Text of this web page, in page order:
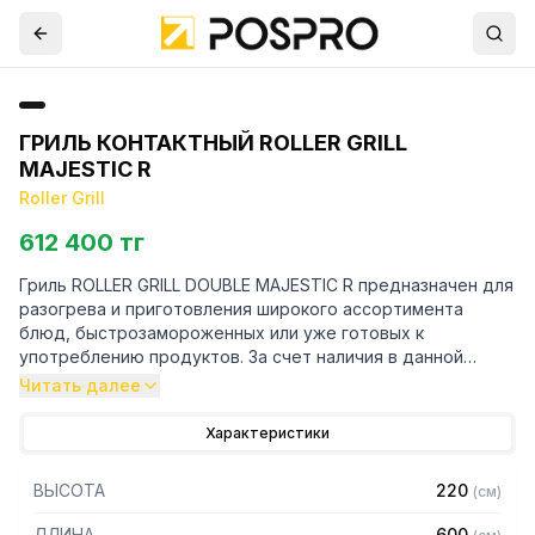
ГРИЛЬ КОНТАКТНЫЙ ROLLER GRILL
MAJESTIC R
Roller Grill
612 400 тг
Гриль ROLLER GRILL DOUBLE MAJESTIC R предназначен для
разогрева и приготовления широкого ассортимента
блюд, быстрозамороженных или уже готовых к
употреблению продуктов. За счет наличия в данной
модели двух независимых рабочих поверхностей есть
количество пищи, а также длительное время
Используется на предприятиях общественного питания.
Читать далее
Характеристики
ВЫСОТА 220 (см)